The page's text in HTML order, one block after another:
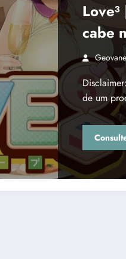
cabe
de um